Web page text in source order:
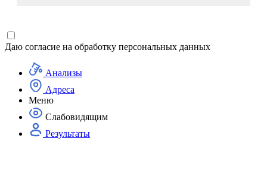
Даю согласие на обработку персональных данных
Анализы
Адреса
Меню
Слабовидящим
Результаты